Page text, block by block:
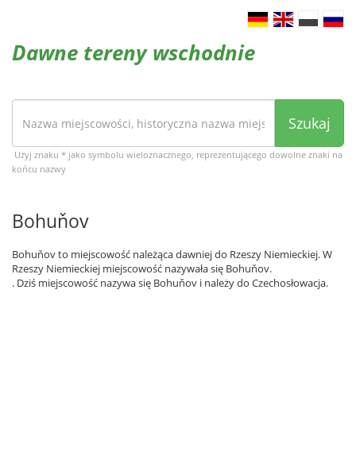
Dawne tereny wschodnie
Szukaj
Użyj znaku * jako symbolu wieloznacznego, reprezentującego dowolne znaki na
końcu nazwy
Bohuňov
Bohuňov to miejscowość należąca dawniej do Rzeszy Niemieckiej. W
Rzeszy Niemieckiej miejscowość nazywała się Bohuňov.
. Dziś miejscowość nazywa się Bohuňov i należy do Czechosłowacja.